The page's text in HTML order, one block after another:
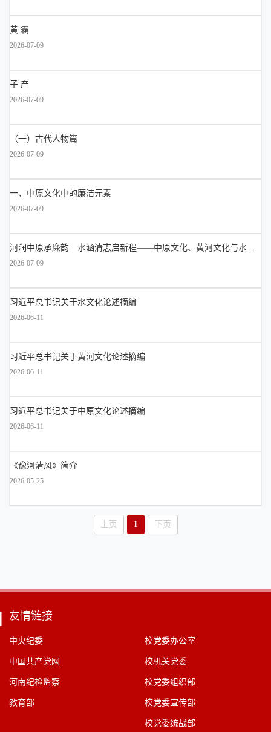
黄 霸
2026-07-09
子 产
2026-07-09
（一）古代人物篇
2026-07-09
一、中原文化中的廉洁元素
2026-07-09
河润中原承廉韵 水涵清志启新程——中原文化、黄河文化与水文
2026-07-09
习近平总书记关于水文化论述摘编
2026-06-11
习近平总书记关于黄河文化论述摘编
2026-06-11
习近平总书记关于中原文化论述摘编
2026-06-11
《豫河清风》简介
2026-05-25
上页 1 下页
友情链接
中央纪委
中国共产党网
河南纪检监察
教育部
校党委办公室
校机关党委
校党委组织部
校党委宣传部
校党委统战部